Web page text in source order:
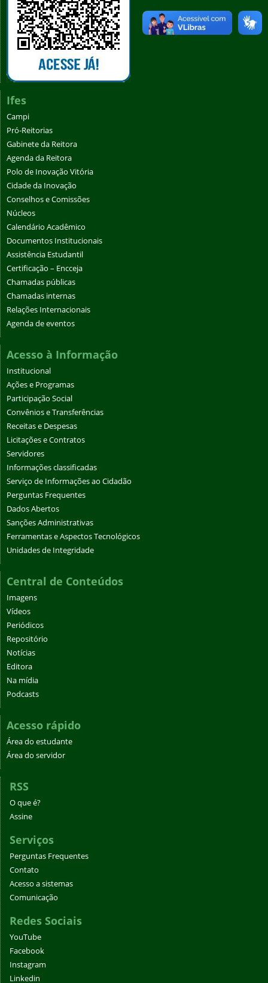
Ifes
Pró-Reitorias
Gabinete da Reitora
Polo de Inovação Vitória
Núcleos
Calendário Acadêmico
Documentos Institucionais
Agenda de eventos
Acesso à Informação
Institucional
Participação Social
Convênios e Transferências
Licitações e Contratos
Servidores
Serviço de Informações ao Cidadão
Perguntas Frequentes
Sanções Administrativas
Ferramentas e Aspectos Tecnológicos
Unidades de Integridade
Central de Conteúdos
Imagens
Periódicos
Notícias
Podcasts
Acesso rápido
Área do estudante
RSS
O que é?
Serviços
Perguntas Frequentes
Contato
Acesso a sistemas
Comunicação
Redes Sociais
YouTube
Facebook
Instagram